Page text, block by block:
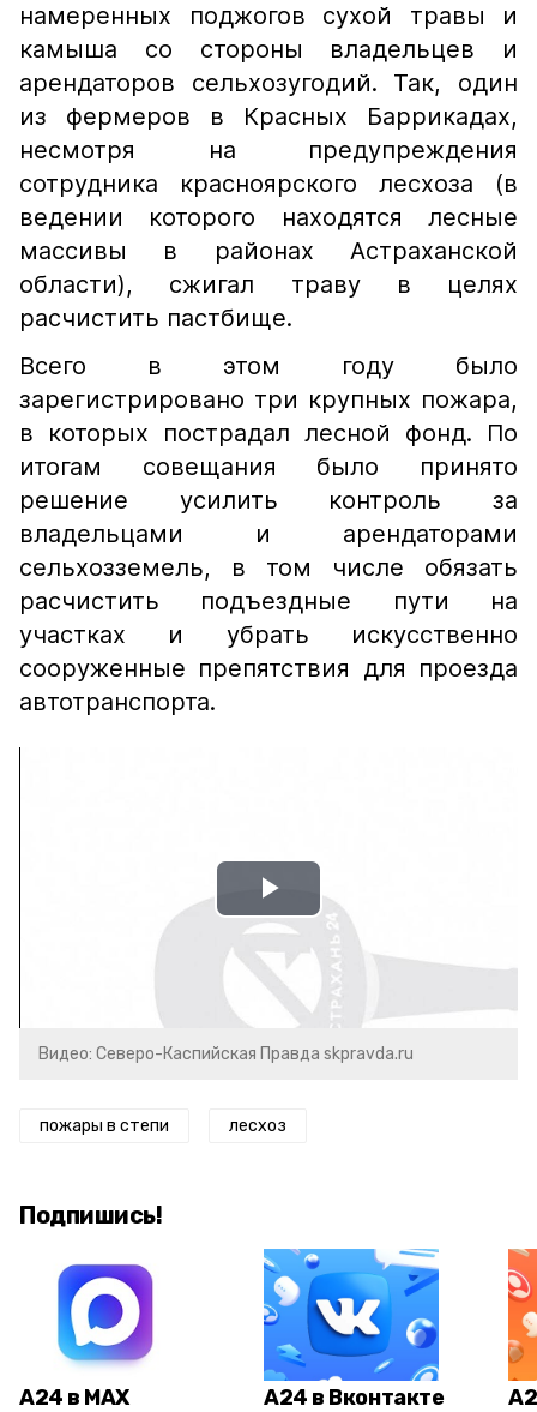
намеренных поджогов сухой травы и
камыша со стороны владельцев и
арендаторов сельхозугодий. Так, один
из фермеров в Красных Баррикадах,
несмотря на предупреждения
сотрудника красноярского лесхоза (в
ведении которого находятся лесные
массивы в районах Астраханской
области), сжигал траву в целях
расчистить пастбище.
Всего в этом году было
зарегистрировано три крупных пожара,
в которых пострадал лесной фонд. По
итогам совещания было принято
решение усилить контроль за
владельцами и арендаторами
сельхозземель, в том числе обязать
расчистить подъездные пути на
участках и убрать искусственно
сооруженные препятствия для проезда
автотранспорта.
Play
Video
Видео: Северо-Каспийская Правда skpravda.ru
пожары в степи лесхоз
Подпишись!
А24 в MAX А24 в Вконтакте